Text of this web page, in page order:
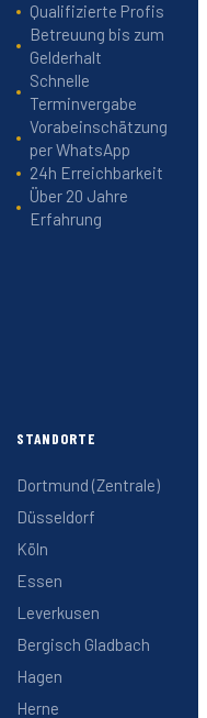
Qualifizierte Profis
Betreuung bis zum
Gelderhalt
Schnelle
Terminvergabe
Vorabeinschätzung
per WhatsApp
24h Erreichbarkeit
Über 20 Jahre
Erfahrung
STANDORTE
Dortmund (Zentrale)
Düsseldorf
Köln
Essen
Leverkusen
Bergisch Gladbach
Hagen
Herne